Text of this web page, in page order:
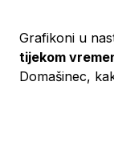
Grafikoni u
tijekom
Domašinec,